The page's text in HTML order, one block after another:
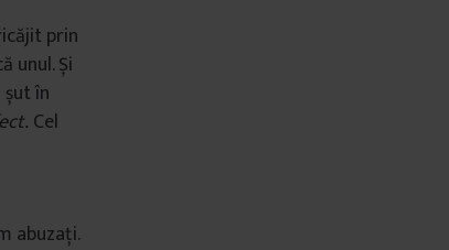
prin
unul. Și
în
Cel
abuzați.